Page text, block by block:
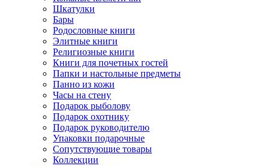
Шкатулки
Бары
Родословные книги
Элитные книги
Религиозные книги
Книги для почетных гостей
Папки и настольные предметы
Панно из кожи
Часы на стену
Подарок рыболову
Подарок охотнику
Подарок руководителю
Упаковки подарочные
Сопутствующие товары
Коллекции